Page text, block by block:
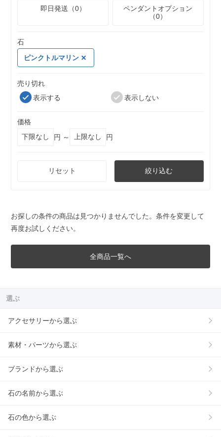
即日発送（0）
ペンダントオプション
（0）
石
ピンクトルマリン
売り切れ
表示する
表示しない
価格
円 ～
円
リセット 絞り込む
お探しの条件の商品は見つかりませんでした。条件を変更して
再度お試しください。
全商品一覧へ
選ぶ
アクセサリーから選ぶ
素材・パーツから選ぶ
ブランドから選ぶ
石の名前から選ぶ
石の色から選ぶ